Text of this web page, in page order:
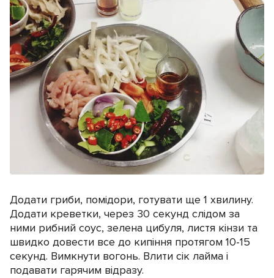
Додати гриби, помідори, готувати ще 1 хвилину.
Додати креветки, через 30 секунд слідом за
ними рибний соус, зелена цибуля, листя кінзи та
швидко довести все до кипіння протягом 10-15
секунд. Вимкнути вогонь. Влити сік лайма і
подавати гарячим відразу.